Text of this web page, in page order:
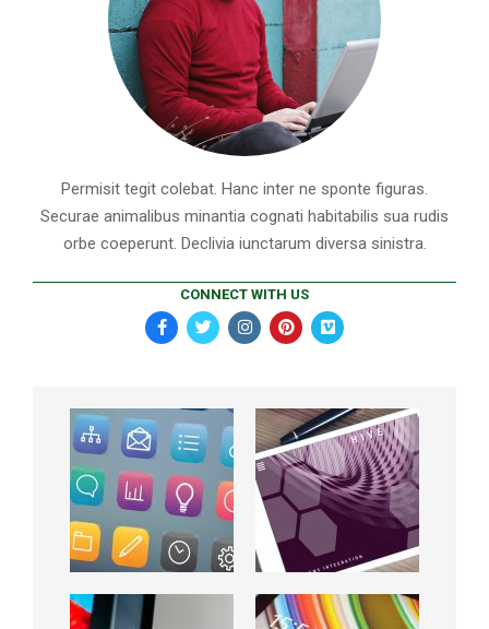
Permisit tegit colebat. Hanc inter ne sponte figuras.
Securae animalibus minantia cognati habitabilis sua rudis
orbe coeperunt. Declivia iunctarum diversa sinistra.
CONNECT WITH US